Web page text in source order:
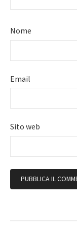
Nome
Email
Sito web